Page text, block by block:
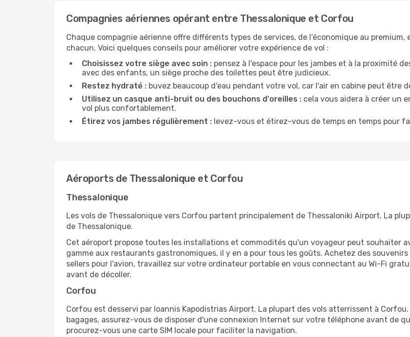
Compagnies aériennes opérant entre Thessalonique et Corfou
Chaque compagnie aérienne offre différents types de services, de l'économique au
chacun. Voici quelques conseils pour améliorer votre expérience de vol :
Choisissez votre siège avec soin : pensez à l'espace pour les jambes et à la proximité
avec des enfants, un siège proche des toilettes peut être judicieux.
Restez hydraté : buvez beaucoup d'eau pendant votre vol, car l'air en cabine peut être
Utilisez un casque anti-bruit ou des bouchons d'oreilles : cela vous aidera à créer un
vol plus confortablement.
Étirez vos jambes régulièrement : levez-vous et étirez-vous de temps en temps pour
Aéroports de Thessalonique et Corfou
Thessalonique
Les vols de Thessalonique vers Corfou partent principalement de Thessaloniki Airport. La
de Thessalonique.
Cet aéroport propose toutes les installations et commodités qu'un voyageur peut souhaiter
gamme aux restaurants gastronomiques, il y en a pour tous les goûts. Achetez des
sellers pour l'avion, travaillez sur votre ordinateur portable en vous connectant au Wi-Fi
avant de décoller.
Corfou
Corfou est desservi par Ioannis Kapodistrias Airport. La plupart des vols atterrissent à
bagages, assurez-vous de disposer d'une connexion Internet sur votre téléphone avant de
procurez-vous une carte SIM locale pour faciliter la navigation.